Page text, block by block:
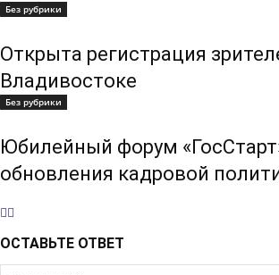
Без рубрики
Открыта регистрация
Владивостоке
Без рубрики
Юбилейный форум
обновления кадровой
ОСТАВЬТЕ ОТВЕТ